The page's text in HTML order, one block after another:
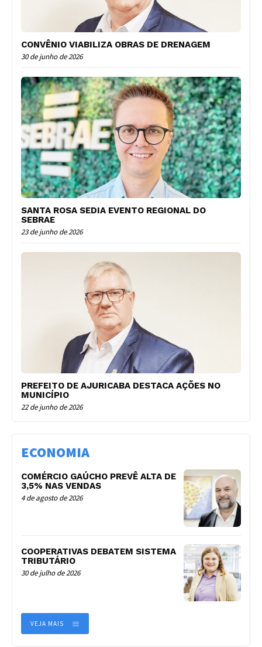
CONVÊNIO VIABILIZA OBRAS DE DRENAGEM
30 de junho de 2026
SANTA ROSA SEDIA EVENTO REGIONAL DO
SEBRAE
23 de junho de 2026
PREFEITO DE AJURICABA DESTACA AÇÕES NO
MUNICÍPIO
22 de junho de 2026
ECONOMIA
COMÉRCIO GAÚCHO PREVÊ ALTA DE
3,5% NAS VENDAS
4 de agosto de 2026
COOPERATIVAS DEBATEM SISTEMA
TRIBUTÁRIO
30 de julho de 2026
VEJA MAIS